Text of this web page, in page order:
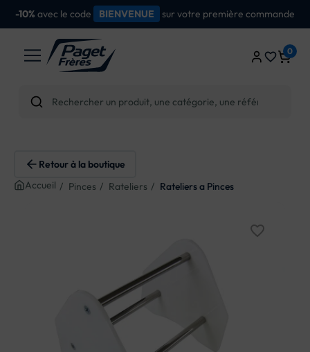
sur votre première commande
0
favorite_border
Retour à la boutique
Accueil
Pinces Rateliers Rateliers a Pinces
favorite_border